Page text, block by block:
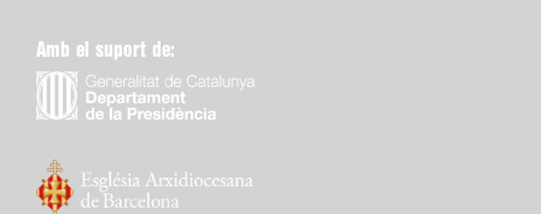
Amb el suport de: